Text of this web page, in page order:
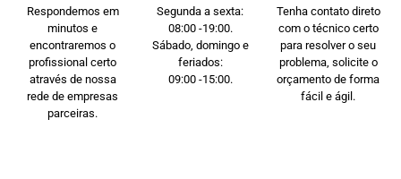
Respondemos em
minutos e
encontraremos o
profissional certo
através de nossa
rede de empresas
parceiras.
Segunda a sexta:
08:00 -19:00.
Sábado, domingo e
feriados:
09:00 -15:00.
Tenha contato direto
com o técnico certo
para resolver o seu
problema, solicite o
orçamento de forma
fácil e ágil.